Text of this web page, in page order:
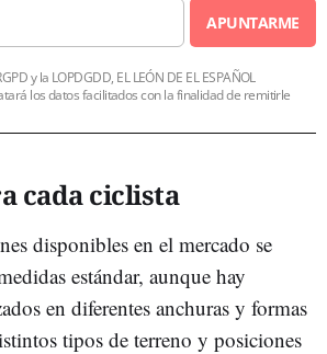
APUNTARME
y la LOPDGDD, EL LEÓN DE EL ESPAÑOL
los datos facilitados con la finalidad de remitirle
cada ciclista
disponibles en el mercado se
estándar, aunque hay
en diferentes anchuras y formas
tipos de terreno y posiciones